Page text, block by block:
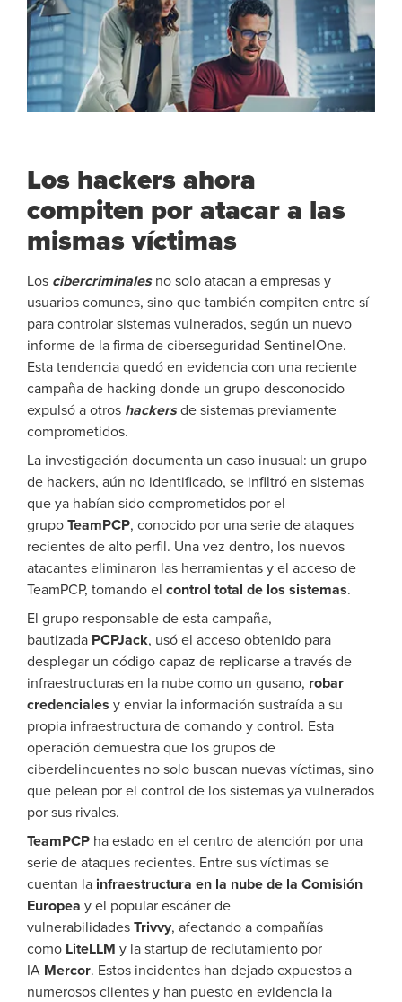
Los hackers ahora
compiten por atacar a las
mismas víctimas
Los cibercriminalesno solo atacan a empresas y
usuarios comunes, sino que también compiten entre sí
para controlar sistemas vulnerados, según un nuevo
informe de la firma de ciberseguridad SentinelOne.
Esta tendencia quedó en evidencia con una reciente
campaña de hacking donde un grupo desconocido
expulsó a otros hackersde sistemas previamente
comprometidos.
La investigación documenta un caso inusual: un grupo
de hackers, aún no identificado, se infiltró en sistemas
que ya habían sido comprometidos por el
grupoTeamPCP, conocido por una serie de ataques
recientes de alto perfil. Una vez dentro, los nuevos
atacantes eliminaron las herramientas y el acceso de
TeamPCP, tomando el control total de los sistemas.
El grupo responsable de esta campaña,
bautizada PCPJack, usó el acceso obtenido para
desplegar un código capaz de replicarse a través de
infraestructuras en la nube como un gusano, robar
credenciales y enviar la información sustraída a su
propia infraestructura de comando y control. Esta
operación demuestra que los grupos de
ciberdelincuentes no solo buscan nuevas víctimas, sino
que pelean por el control de los sistemas ya vulnerados
por sus rivales.
TeamPCP ha estado en el centro de atención por una
serie de ataques recientes. Entre sus víctimas se
cuentan la infraestructura en la nube de la Comisión
Europea y el popular escáner de
vulnerabilidadesTrivvy, afectando a compañías
como LiteLLM y la startup de reclutamiento por
IA Mercor. Estos incidentes han dejado expuestos a
numerosos clientes y han puesto en evidencia la